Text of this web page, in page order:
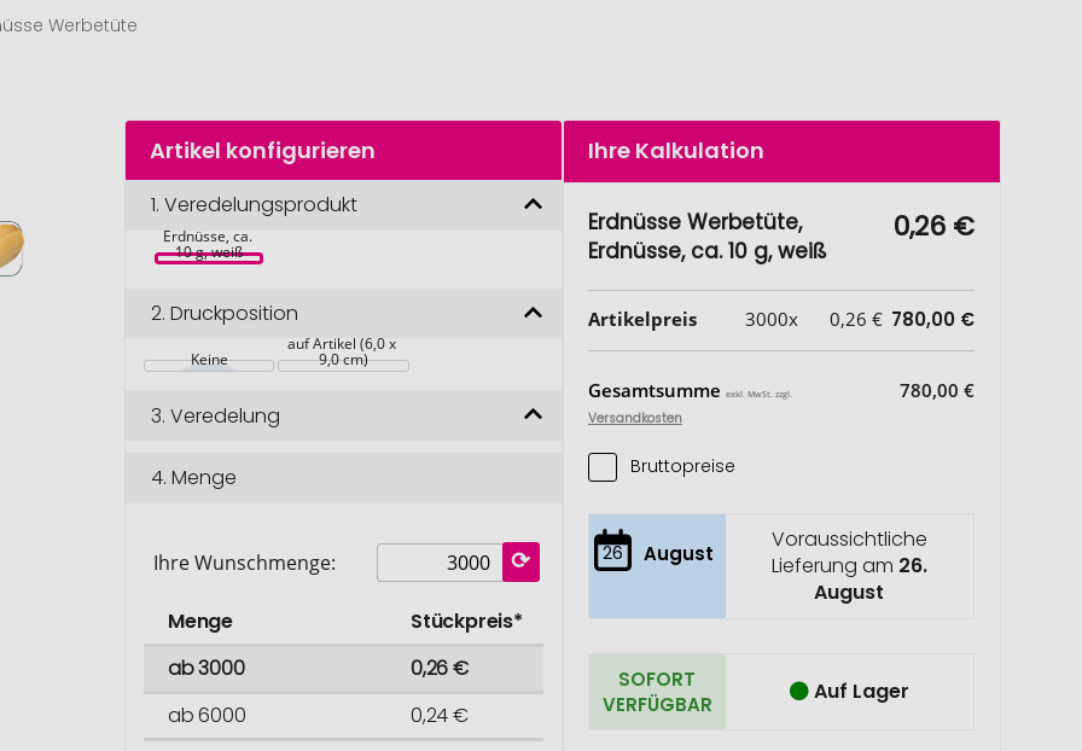
Werbetüte
Artikel konfigurieren
1.Veredelungsprodukt
Erdnüsse
Erdnüsse, ca.
10 g, weiß
2.Druckposition
Keine
auf Artikel (6,0 x
9,0 cm)
3.Veredelung
4.Menge
Ihre Wunschmenge:
Menge
Stückpreis*
ab 3000
0,26 €
ab 6000
0,24 €
Ihre Kalkulation
Erdnüsse Werbetüte,
Erdnüsse, ca. 10 g, weiß
0,26 €
Artikelpreis 3000x 0,26 € 780,00 €
Gesamtsumme exkl. MwSt. zzgl.
Versandkosten
780,00 €
Bruttopreise
26 August
Voraussichtliche
Lieferung am 26.
August
SOFORT
VERFÜGBAR
Auf Lager